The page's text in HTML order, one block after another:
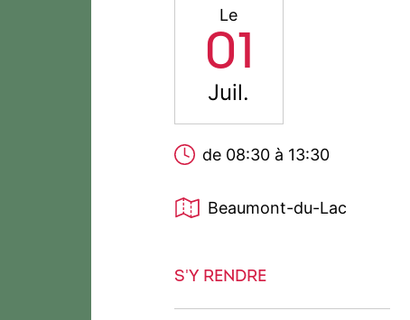
Le
01
Juil.
de 08:30 à 13:30
Beaumont-du-Lac
S'Y RENDRE